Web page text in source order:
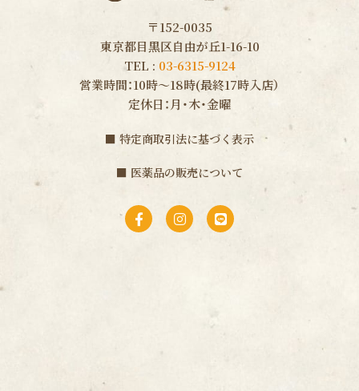
〒152-0035
東京都目黒区自由が丘1-16-10
TEL : 03-6315-9124
営業時間：10時〜18時(最終17時入店）
定休日：月・木・金曜
■ 特定商取引法に基づく表示
■ 医薬品の販売について
F
a
c
I
n
s
L
i
n